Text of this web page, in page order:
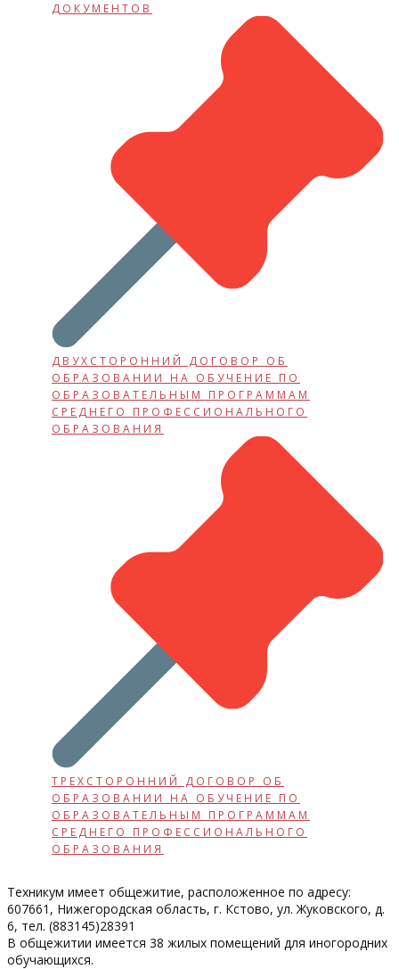
ДОКУМЕНТОВ
ДВУХСТОРОННИЙ ДОГОВОР ОБ
ОБРАЗОВАНИИ НА ОБУЧЕНИЕ ПО
ОБРАЗОВАТЕЛЬНЫМ ПРОГРАММАМ
СРЕДНЕГО ПРОФЕССИОНАЛЬНОГО
ОБРАЗОВАНИЯ
ТРЕХСТОРОННИЙ ДОГОВОР ОБ
ОБРАЗОВАНИИ НА ОБУЧЕНИЕ ПО
ОБРАЗОВАТЕЛЬНЫМ ПРОГРАММАМ
СРЕДНЕГО ПРОФЕССИОНАЛЬНОГО
ОБРАЗОВАНИЯ
Техникум имеет общежитие, расположенное по адресу:
607661, Нижегородская область, г. Кстово, ул. Жуковского, д.
6, тел. (883145)28391
В общежитии имеется 38 жилых помещений для иногородних
обучающихся.